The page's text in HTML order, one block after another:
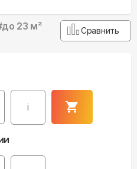
до 23 м² Сравнить
i